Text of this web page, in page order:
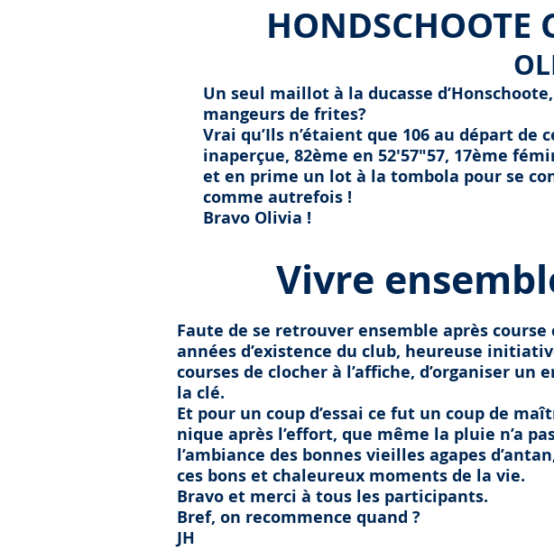
HONDSCHOOTE
Un seul maillot à la ducasse
mangeurs de frites?
Vrai qu’Ils n’étaient que 106 au départ de
inaperçue, 82ème en 52'57"57, 17ème
et en prime un lot à la tombola pour se
comme autrefois !
Bravo Olivia !
Vivre
Faute de se retrouver ensemble après
années d’existence du club, heureuse
courses de clocher à l’affiche, d’organiser
la clé.
Et pour un coup d’essai ce fut un coup de
nique après l’effort, que même la pluie n’a
l’ambiance des bonnes vieilles agapes
ces bons et chaleureux moments de la vie.
Bravo et merci à tous les participants.
Bref, on recommence quand ?
JH